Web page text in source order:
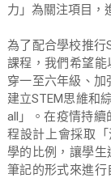
力」為關注項目，
為了配合學校推行
課程，我們希望
穿一至六年級、加
建立STEM思維和
all」。在疫情持
程設計上會採取「
學的比例，讓學
筆記的形式來進